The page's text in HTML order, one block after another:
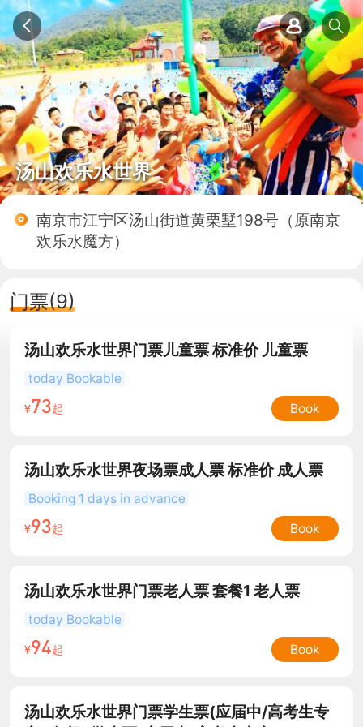
汤山欢乐水世界
南京市江宁区汤山街道黄栗墅198号（原南京
欢乐水魔方）
门票(9)
汤山欢乐水世界门票儿童票 标准价 儿童票
today Bookable
¥73起 Book
汤山欢乐水世界夜场票成人票 标准价 成人票
Booking 1 days in advance
¥93起 Book
汤山欢乐水世界门票老人票 套餐1 老人票
today Bookable
¥94起 Book
汤山欢乐水世界门票学生票(应届中/高考生专